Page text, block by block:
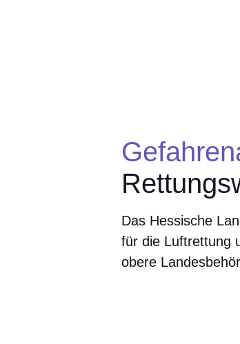
Das Hessische
für die Luftrettung
obere